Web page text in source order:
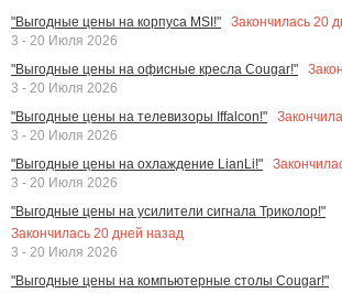
"Выгодные цены на корпуса MSI!"
Закончилась 20
3 - 20 Июля 2026
"Выгодные цены на офисные кресла Cougar!"
3 - 20 Июля 2026
"Выгодные цены на телевизоры Iffalcon!"
3 - 20 Июля 2026
"Выгодные цены на охлаждение LianLi!"
3 - 20 Июля 2026
"Выгодные цены на усилители сигнала Триколор!"
Закончилась 20 дней назад
3 - 20 Июля 2026
"Выгодные цены на компьютерные столы Cougar!"